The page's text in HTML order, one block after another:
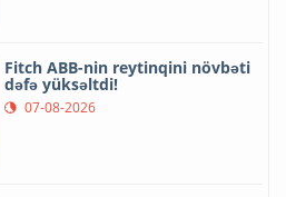
Fitch ABB-nin reytinqini növbəti
dəfə yüksəltdi!
07-08-2026